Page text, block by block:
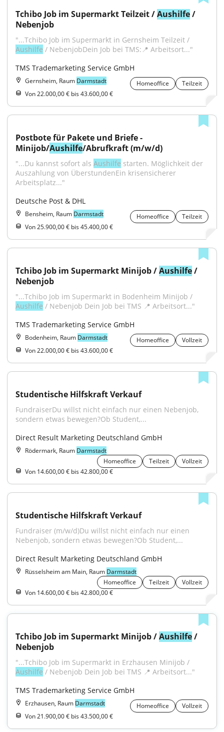
Tchibo Job im Supermarkt Teilzeit / Aushilfe /
Nebenjob
Aushilfe / NebenjobDein Job bei TMS:📍 Arbeitsort..."
TMS Trademarketing Service GmbH
Gernsheim, Raum Darmstadt Homeoffice
Teilzeit
Von 22.000,00 € bis 43.600,00 €
Postbote für Pakete und Briefe -
Minijob/Aushilfe/Abrufkraft (m/w/d)
"...Du kannst sofort als Aushilfe starten. Möglichkeit der
Auszahlung von ÜberstundenEin krisensicherer
Arbeitsplatz..."
Deutsche Post & DHL
Bensheim, Raum Darmstadt Homeoffice
Teilzeit
Von 25.900,00 € bis 45.400,00 €
Tchibo Job im Supermarkt Minijob / Aushilfe /
Nebenjob
Aushilfe / Nebenjob Dein Job bei TMS 📍 Arbeitsort..."
TMS Trademarketing Service GmbH
Bodenheim, Raum Darmstadt Homeoffice
Vollzeit
Von 22.000,00 € bis 43.600,00 €
Studentische Hilfskraft Verkauf
FundraiserDu willst nicht einfach nur einen Nebenjob,
sondern etwas bewegen?Ob Student,...
Direct Result Marketing Deutschland GmbH
Rödermark, Raum Darmstadt
Homeoffice
Teilzeit
Vollzeit
Von 14.600,00 € bis 42.800,00 €
Studentische Hilfskraft Verkauf
Fundraiser (m/w/d)Du willst nicht einfach nur einen
Nebenjob, sondern etwas bewegen?Ob Student,...
Direct Result Marketing Deutschland GmbH
Rüsselsheim am Main, Raum Darmstadt
Homeoffice
Teilzeit
Vollzeit
Von 14.600,00 € bis 42.800,00 €
Tchibo Job im Supermarkt Minijob / Aushilfe /
Nebenjob
Aushilfe / Nebenjob Dein Job bei TMS 📍 Arbeitsort..."
TMS Trademarketing Service GmbH
Erzhausen, Raum Darmstadt Homeoffice
Vollzeit
Von 21.900,00 € bis 43.500,00 €